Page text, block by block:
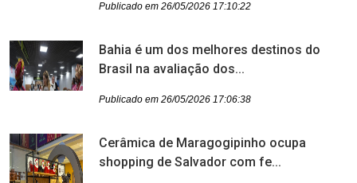
Publicado em 26/05/2026 17:10:22
Bahia é um dos melhores destinos do
Brasil na avaliação dos...
Publicado em 26/05/2026 17:06:38
Cerâmica de Maragogipinho ocupa
shopping de Salvador com fe...